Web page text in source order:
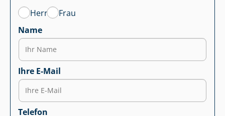
Herr
Frau
Name
Ihre E-Mail
Telefon